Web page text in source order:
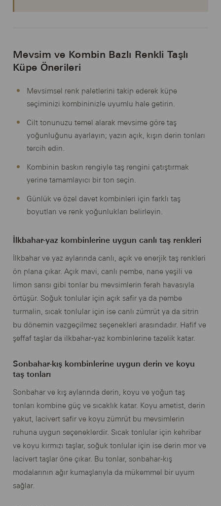
Mevsim ve Kombin Bazlı Renkli Taşlı
Küpe Önerileri
Mevsimsel renk paletlerini takip ederek küpe
seçiminizi kombininizle uyumlu hale getirin.
Cilt tonunuzu temel alarak mevsime göre taş
yoğunluğunu ayarlayın; yazın açık, kışın derin tonları
tercih edin.
Kombinin baskın rengiyle taş rengini çatıştırmak
yerine tamamlayıcı bir ton seçin.
Günlük ve özel davet kombinleri için farklı taş
boyutları ve renk yoğunlukları belirleyin.
İlkbahar-yaz kombinlerine uygun canlı taş renkleri
İlkbahar ve yaz aylarında canlı, açık ve enerjik taş renkleri
ön plana çıkar. Açık mavi, canlı pembe, nane yeşili ve
limon sarısı gibi tonlar bu mevsimlerin ferah havasıyla
örtüşür. Soğuk tonlular için açık safir ya da pembe
turmalin, sıcak tonlular için ise canlı zümrüt ya da sitrin
bu dönemin vazgeçilmez seçenekleri arasındadır. Hafif ve
şeffaf taşlar da ilkbahar-yaz kombinlerine tazelik katar.
Sonbahar-kış kombinlerine uygun derin ve koyu
taş tonları
Sonbahar ve kış aylarında derin, koyu ve yoğun taş
tonları kombine güç ve sıcaklık katar. Koyu ametist, derin
yakut, lacivert safir ve koyu zümrüt bu mevsimlerin
ruhuna uygun seçeneklerdir. Sıcak tonlular için kehribar
ve koyu kırmızı taşlar, soğuk tonlular için ise derin mor ve
lacivert taşlar öne çıkar. Bu tonlar, sonbahar-kış
modalarının ağır kumaşlarıyla da mükemmel bir uyum
sağlar.